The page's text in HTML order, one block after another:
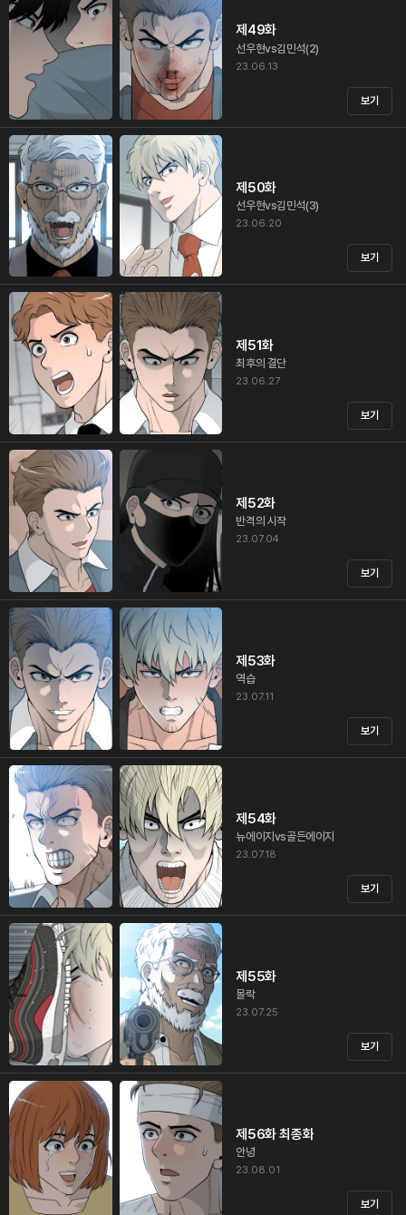
제49화
선우현vs김민석(2)
23.06.13
보기
제50화
선우현vs김민석(3)
23.06.20
보기
제51화
최후의 결단
23.06.27
보기
제52화
반격의 시작
23.07.04
보기
제53화
역습
23.07.11
보기
제54화
뉴에이지vs골든에이지
23.07.18
보기
제55화
몰락
23.07.25
보기
제56화 최종화
안녕
23.08.01
보기